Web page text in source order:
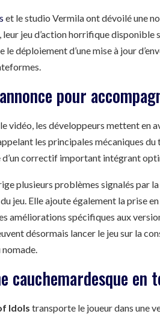
et le studio Vermila ont dévoilé une
, leur jeu d’action horrifique
le déploiement d’une mise à jour
pour
vidéo, les développeurs mettent en
les principales mécaniques
d’un correctif important intégrant
plusieurs problèmes signalés par
jeu. Elle ajoute également la prise
améliorations spécifiques aux
désormais lancer le jeu sur la
cauchemardesque en
Idols transporte le joueur dans une